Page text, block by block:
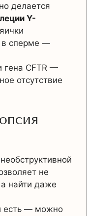
делается
Y-
в сперме —
гена CFTR —
отсутствие
не
а найти даже
есть — можно